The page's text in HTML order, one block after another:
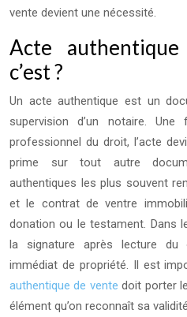
vente devient une nécessité.
Acte
c’est ?
Un acte authentique est un
supervision d’un notaire.
professionnel du droit, l’acte
prime sur tout autre
authentiques les plus souvent
et le contrat de ventre
donation ou le testament. Dans
la signature après lecture
immédiat de propriété. Il est
authentique de vente doit porter
élément qu’on reconnaît sa